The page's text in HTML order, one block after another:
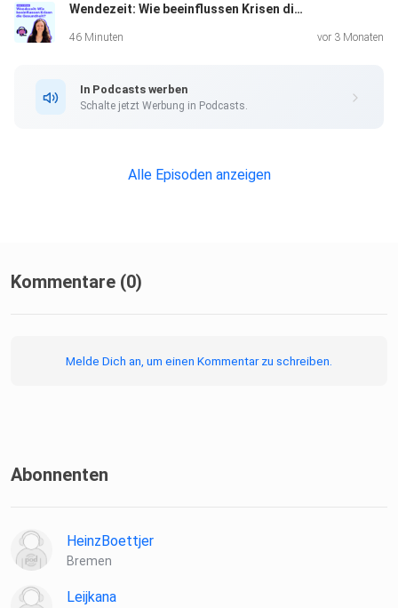
Wendezeit: Wie beeinflussen Krisen die Gesundheit?
46 Minuten vor 3 Monaten
In Podcasts werben
Schalte jetzt Werbung in Podcasts.
Alle Episoden anzeigen
Kommentare (0)
Melde Dich an, um einen Kommentar zu schreiben.
Abonnenten
HeinzBoettjer
Bremen
Leijkana